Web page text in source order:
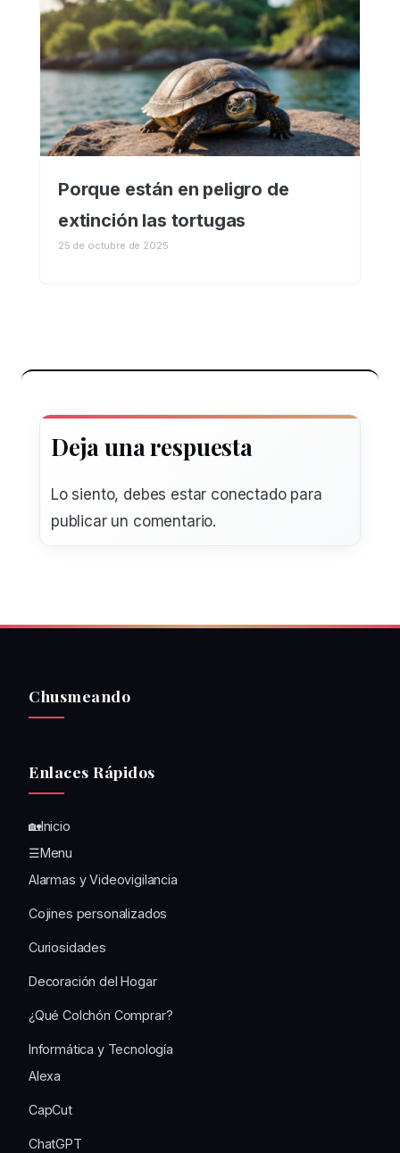
Porque están en peligro de
extinción las tortugas
25 de octubre de 2025
Deja una respuesta
Lo siento, debes estar conectadopara
publicar un comentario.
Chusmeando
Enlaces Rápidos
🏡Inicio
☰Menu
Alarmas y Videovigilancia
Cojines personalizados
Curiosidades
Decoración del Hogar
¿Qué Colchón Comprar?
Informática y Tecnología
Alexa
CapCut
ChatGPT